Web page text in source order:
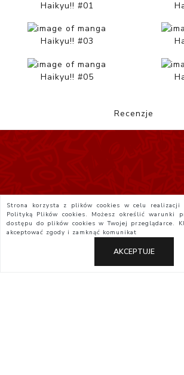
Haikyu!! #01
Haikyu!! #03
Haikyu!! #05
Recenzje
Strona korzysta z plików cookies w celu
Polityką Plików cookies. Możesz określić warunki
dostępu do plików cookies w Twojej przeglądarce.
akceptować zgody i zamknąć komunikat
AKCEPTUJE